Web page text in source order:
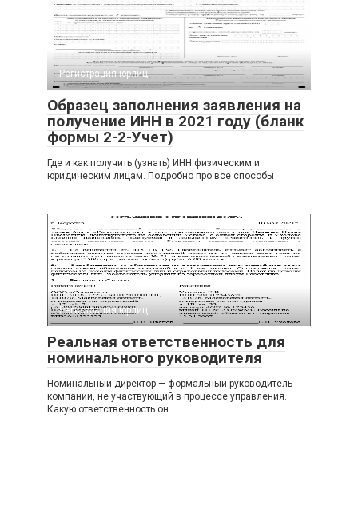
Регистрация юрлиц
Образец заполнения заявления на
получение ИНН в 2021 году (бланк
формы 2-2-Учет)
Где и как получить (узнать) ИНН физическим и
юридическим лицам. Подробно про все способы
Регистрация юрлиц
Реальная ответственность для
номинального руководителя
Номинальный директор — формальный руководитель
компании, не участвующий в процессе управления.
Какую ответственность он